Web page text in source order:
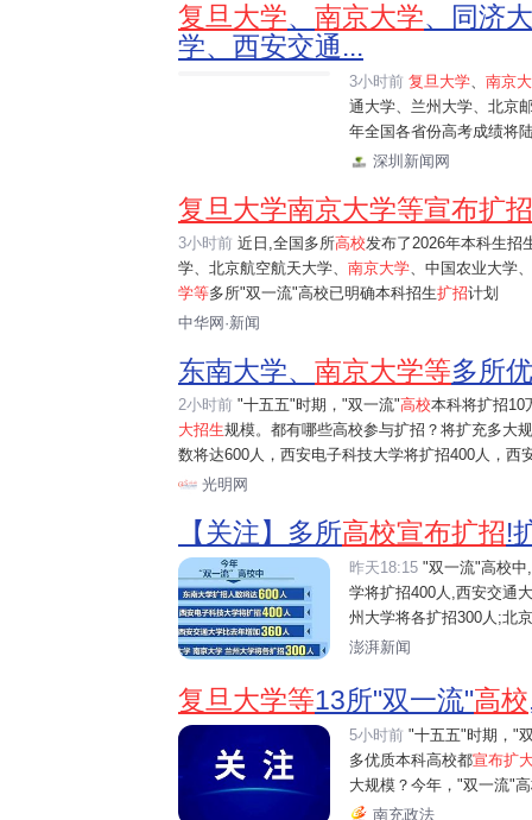
复旦大学、 南京大学、同济
学、西安交通...
3小时前 复旦大学、 南京
通大学、兰州大学、北京
年全国各省份高考成绩将
深圳新闻网
复旦大学南京大学等宣布扩招
3小时前 近日,全国多所高校发布了2026年本科生招
学、北京航空航天大学、 南京大学、中国农业大学
学等多所"双一流"高校已明确本科招生扩招计划
中华网·新闻
东南大学、 南京大学等多所
2小时前 "十五五"时期，"双一流"高校本科将扩招10
大招生规模。都有哪些高校参与扩招？将扩充多大
数将达600人，西安电子科技大学将扩招400人，西
光明网
【关注】多所高校宣布扩招!
昨天18:15 "双一流"高校中
学将扩招400人,西安交通
州大学将各扩招300人;北
澎湃新闻
复旦大学等13所"双一流"高校
5小时前 "十五五"时期，"
多优质本科高校都宣布扩
大规模？今年，"双一流"
南充政法